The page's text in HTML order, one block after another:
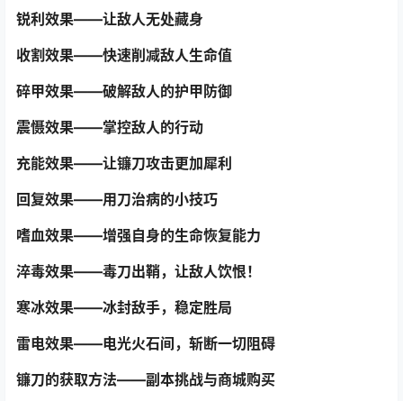
锐利效果——让敌人无处藏身
收割效果——快速削减敌人生命值
碎甲效果——破解敌人的护甲防御
震慑效果——掌控敌人的行动
充能效果——让镰刀攻击更加犀利
回复效果——用刀治病的小技巧
嗜血效果——增强自身的生命恢复能力
淬毒效果——毒刀出鞘，让敌人饮恨！
寒冰效果——冰封敌手，稳定胜局
雷电效果——电光火石间，斩断一切阻碍
镰刀的获取方法——副本挑战与商城购买